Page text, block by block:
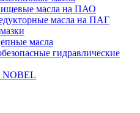
масла на ПАО
масла на ПАГ
масла
гидравлические
NOBEL